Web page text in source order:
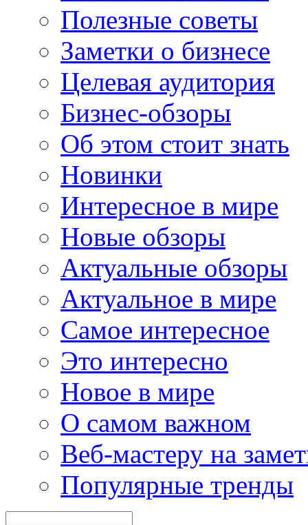
Полезные советы
Заметки о бизнесе
Целевая аудитория
Бизнес-обзоры
Об этом стоит знать
Новинки
Интересное в мире
Новые обзоры
Актуальные обзоры
Актуальное в мире
Самое интересное
Это интересно
Новое в мире
О самом важном
Веб-мастеру на
Популярные тренды